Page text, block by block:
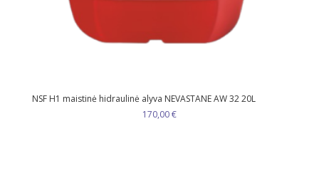
NSF H1 maistinė hidraulinė alyva NEVASTANE AW 32 20L
170,00€